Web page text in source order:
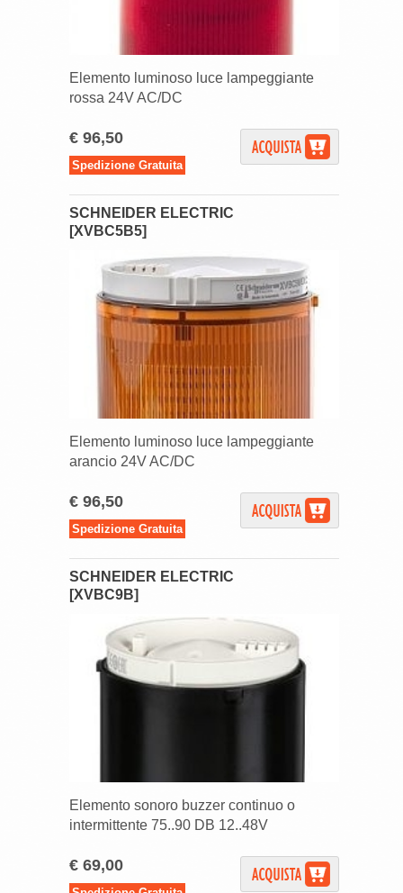
Elemento luminoso luce lampeggiante
rossa 24V AC/DC
€ 96,50
Spedizione Gratuita
SCHNEIDER ELECTRIC
[XVBC5B5]
Elemento luminoso luce lampeggiante
arancio 24V AC/DC
€ 96,50
Spedizione Gratuita
SCHNEIDER ELECTRIC
[XVBC9B]
Elemento sonoro buzzer continuo o
intermittente 75..90 DB 12..48V
€ 69,00